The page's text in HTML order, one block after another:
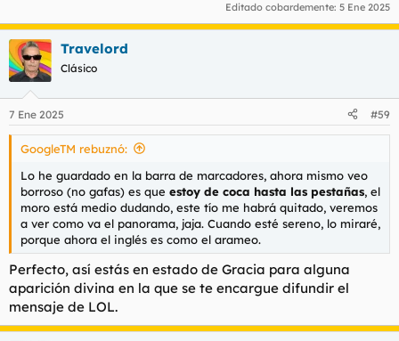
Editado cobardemente: 5 Ene 2025
Travelord
Clásico
7 Ene 2025 #59
GoogleTM rebuznó:
Lo he guardado en la barra de marcadores, ahora mismo veo
borroso (no gafas) es que estoy de coca hasta las pestañas, el
moro está medio dudando, este tío me habrá quitado, veremos
a ver como va el panorama, jaja. Cuando esté sereno, lo miraré,
porque ahora el inglés es como el arameo.
Perfecto, así estás en estado de Gracia para alguna
aparición divina en la que se te encargue difundir el
mensaje de LOL.